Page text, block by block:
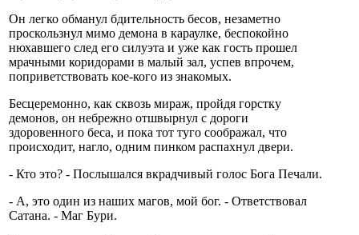
Он легко обманул бдительность бесов, незаметно
проскользнул мимо демона в караулке, беспокойно
нюхавшего след его силуэта и уже как гость прошел
мрачными коридорами в малый зал, успев впрочем,
поприветствовать кое-кого из знакомых.
Бесцеремонно, как сквозь мираж, пройдя горстку
демонов, он небрежно отшвырнул с дороги
здоровенного беса, и пока тот туго соображал, что
происходит, нагло, одним пинком распахнул двери.
- Кто это? - Послышался вкрадчивый голос Бога Печали.
- А, это один из наших магов, мой бог. - Ответствовал
Сатана. - Маг Бури.